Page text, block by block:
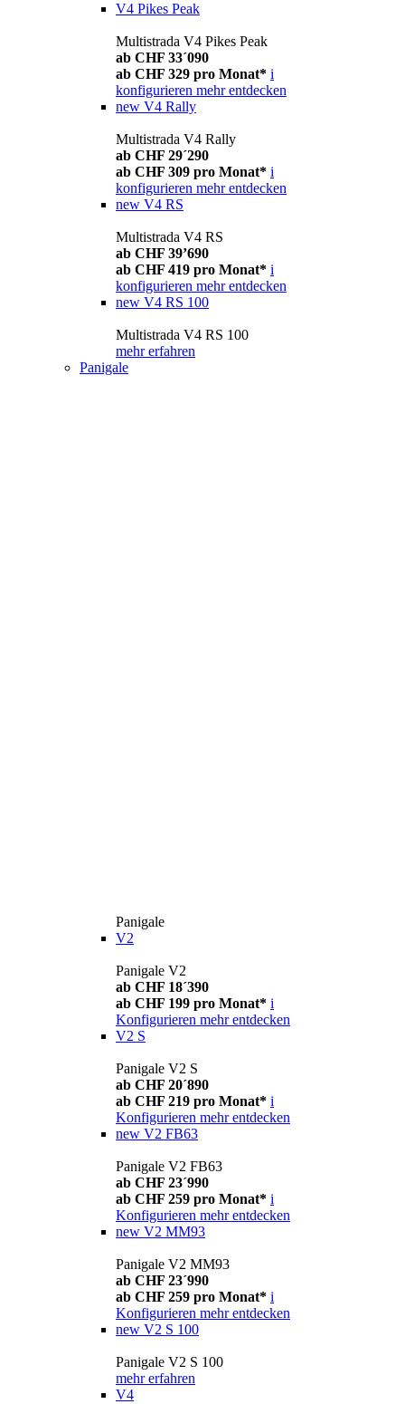
V4 Pikes Peak
Multistrada V4 Pikes Peak
ab CHF 33´090
ab CHF 329 pro Monat* i
konfigurieren mehr entdecken
new V4 Rally
Multistrada V4 Rally
ab CHF 29´290
ab CHF 309 pro Monat* i
konfigurieren mehr entdecken
new V4 RS
Multistrada V4 RS
ab CHF 39’690
ab CHF 419 pro Monat* i
konfigurieren mehr entdecken
new V4 RS 100
Multistrada V4 RS 100
mehr erfahren
Panigale
Panigale
V2
Panigale V2
ab CHF 18´390
ab CHF 199 pro Monat* i
Konfigurieren mehr entdecken
V2 S
Panigale V2 S
ab CHF 20´890
ab CHF 219 pro Monat* i
Konfigurieren mehr entdecken
new V2 FB63
Panigale V2 FB63
ab CHF 23´990
ab CHF 259 pro Monat* i
Konfigurieren mehr entdecken
new V2 MM93
Panigale V2 MM93
ab CHF 23´990
ab CHF 259 pro Monat* i
Konfigurieren mehr entdecken
new V2 S 100
Panigale V2 S 100
mehr erfahren
V4